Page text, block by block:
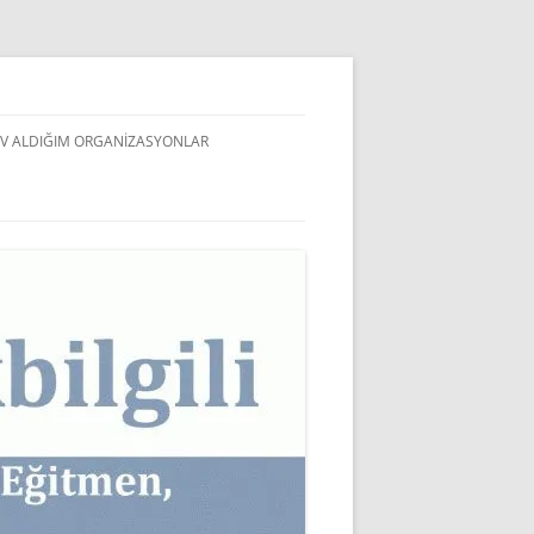
ALDIĞIM ORGANIZASYONLAR